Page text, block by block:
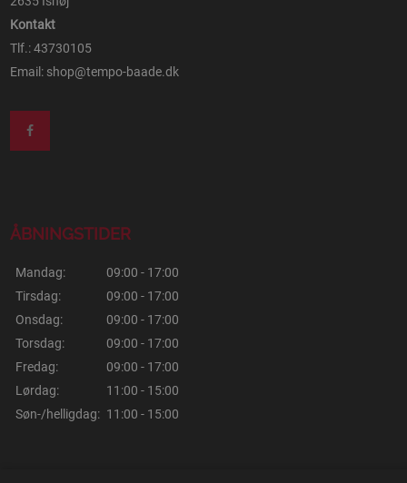
Kontakt
Tlf.: 43730105
Email: shop@tempo-baade.dk
ÅBNINGSTIDER
Mandag:
09:00 - 17:00
Tirsdag:
09:00 - 17:00
Onsdag:
09:00 - 17:00
Torsdag:
09:00 - 17:00
Fredag:
09:00 - 17:00
Lørdag:
11:00 - 15:00
Søn-/helligdag: 11:00 - 15:00